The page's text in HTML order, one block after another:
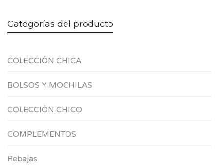
Categorías del producto
COLECCIÓN CHICA
BOLSOS Y MOCHILAS
COLECCIÓN CHICO
COMPLEMENTOS
Rebajas